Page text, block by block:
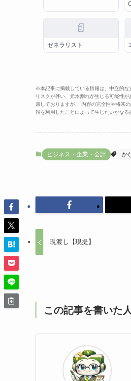
📄
ゼネラリスト
※本記事に掲載している情報は、中立的な
リスクが伴い、元本割れが生じる可能性
慮しておりますが、 内容の完全性や将来
報を利用したことによって生じたいかな
ビジネス・企業・会計 か
現渡し【現提】
この記事を書いた人